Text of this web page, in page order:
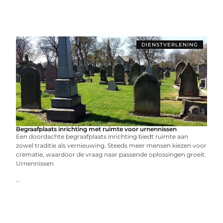
DIENSTVERLENING
Begraafplaats inrichting met ruimte voor urnennissen
Een doordachte begraafplaats inrichting biedt ruimte aan
zowel traditie als vernieuwing. Steeds meer mensen kiezen voor
crematie, waardoor de vraag naar passende oplossingen groeit.
Urnennissen
...